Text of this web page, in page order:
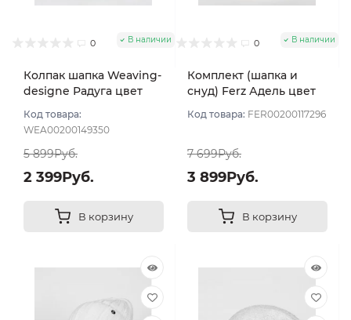
0 В наличии
Колпак шапка Weaving-
designe Радуга цвет
Код товара:
WEA00200149350
5 899Руб.
2 399Руб.
В корзину
0 В наличии
Комплект (шапка и
снуд) Ferz Адель цвет
Код товара: FER00200117296
7 699Руб.
3 899Руб.
В корзину